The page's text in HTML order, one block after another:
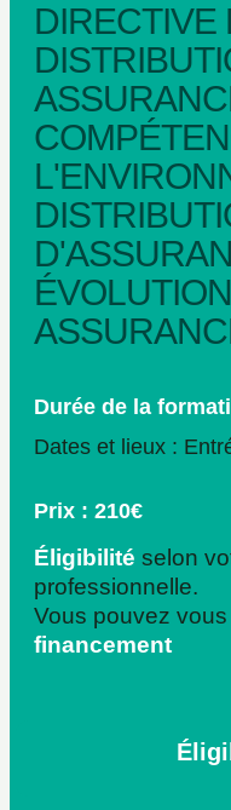
DIRECTIVE
Durée de la
Dates et lieux :
Prix : 210€
Éligibilité selon
professionnelle.
Vous pouvez
financement